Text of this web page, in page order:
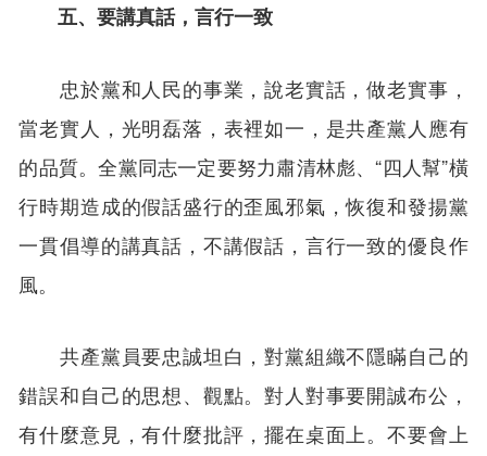
五、要講真話，言行一致
忠於黨和人民的事業，說老實話，做老實事，
當老實人，光明磊落，表裡如一，是共產黨人應有
的品質。全黨同志一定要努力肅清林彪、“四人幫”橫
行時期造成的假話盛行的歪風邪氣，恢復和發揚黨
一貫倡導的講真話，不講假話，言行一致的優良作
風。
共產黨員要忠誠坦白，對黨組織不隱瞞自己的
錯誤和自己的思想、觀點。對人對事要開誠布公，
有什麼意見，有什麼批評，擺在桌面上。不要會上